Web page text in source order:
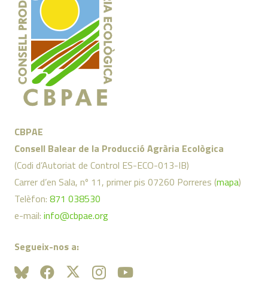
CBPAE
Consell Balear de la Producció Agrària Ecològica
(Codi d’Autoriat de Control ES-ECO-013-IB)
Carrer d’en Sala, nº 11, primer pis 07260 Porreres (mapa)
Telèfon: 871 038530
e-mail: info@cbpae.org
Segueix-nos a: